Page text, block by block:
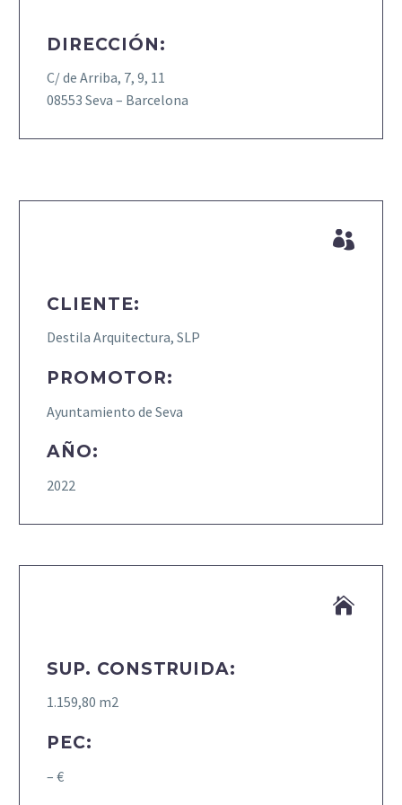
DIRECCIÓN:
C/ de Arriba, 7, 9, 11
08553 Seva – Barcelona


CLIENTE:
Destila Arquitectura, SLP
PROMOTOR:
Ayuntamiento de Seva
AÑO:
2022


SUP. CONSTRUIDA:
1.159,80 m2
PEC:
– €